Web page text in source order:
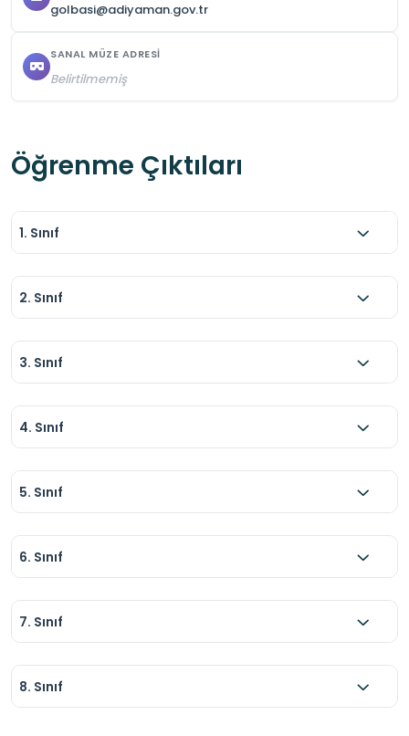
golbasi@adiyaman.gov.tr
SANAL MÜZE ADRESI
Belirtilmemiş
Öğrenme Çıktıları
1. Sınıf
2. Sınıf
3. Sınıf
4. Sınıf
5. Sınıf
6. Sınıf
7. Sınıf
8. Sınıf